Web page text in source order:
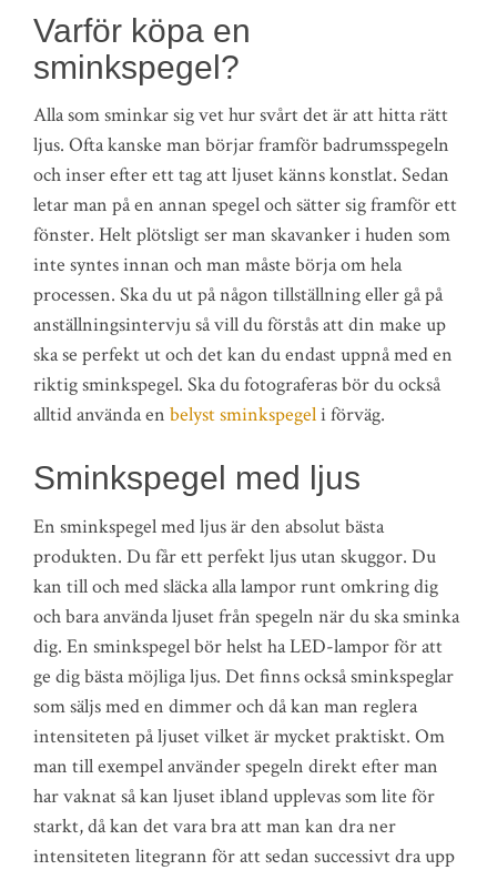
Varför köpa en
sminkspegel?
Alla som sminkar sig vet hur svårt det är att hitta rätt
ljus. Ofta kanske man börjar framför badrumsspegeln
och inser efter ett tag att ljuset känns konstlat. Sedan
letar man på en annan spegel och sätter sig framför ett
fönster. Helt plötsligt ser man skavanker i huden som
inte syntes innan och man måste börja om hela
processen. Ska du ut på någon tillställning eller gå på
anställningsintervju så vill du förstås att din make up
ska se perfekt ut och det kan du endast uppnå med en
riktig sminkspegel. Ska du fotograferas bör du också
alltid använda en belyst sminkspegeli förväg.
Sminkspegel med ljus
En sminkspegel med ljus är den absolut bästa
produkten. Du får ett perfekt ljus utan skuggor. Du
kan till och med släcka alla lampor runt omkring dig
och bara använda ljuset från spegeln när du ska sminka
dig. En sminkspegel bör helst ha LED-lampor för att
ge dig bästa möjliga ljus. Det finns också sminkspeglar
som säljs med en dimmer och då kan man reglera
intensiteten på ljuset vilket är mycket praktiskt. Om
man till exempel använder spegeln direkt efter man
har vaknat så kan ljuset ibland upplevas som lite för
starkt, då kan det vara bra att man kan dra ner
intensiteten litegrann för att sedan successivt dra upp